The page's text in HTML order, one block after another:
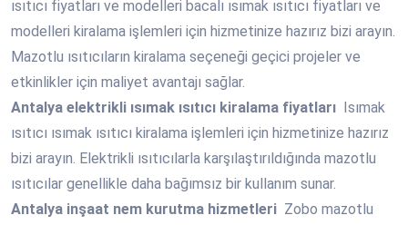
ısıtıcı fiyatları ve modelleri bacalı ısımak ısıtıcı fiyatları ve
modelleri kiralama işlemleri için hizmetinize hazırız bizi arayın.
Mazotlu ısıtıcıların kiralama seçeneği geçici projeler ve
etkinlikler için maliyet avantajı sağlar.
Antalya elektrikli ısımak ısıtıcı kiralama fiyatları
Isımak
ısıtıcı ısımak ısıtıcı kiralama işlemleri için hizmetinize hazırız
bizi arayın. Elektrikli ısıtıcılarla karşılaştırıldığında mazotlu
ısıtıcılar genellikle daha bağımsız bir kullanım sunar.
Antalya inşaat nem kurutma hizmetleri Zobo mazotlu